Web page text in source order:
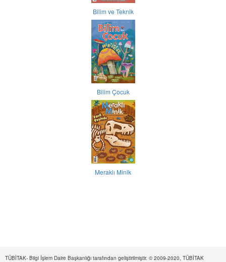
Bilim ve Teknik
Bilim Çocuk
Meraklı Minik
TÜBİTAK- Bilgi İşlem Daire Başkanlığı tarafından geliştirilmiştir. © 2009-2020, TÜBİTAK